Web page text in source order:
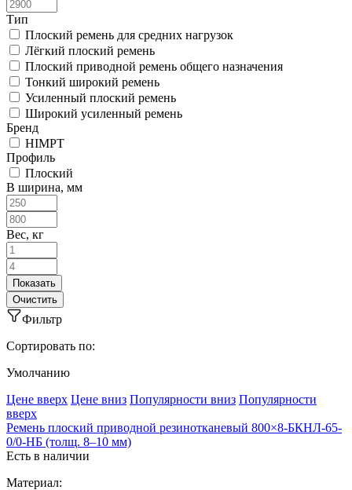
Тип
Плоский ремень для средних нагрузок
Лёгкий плоский ремень
Плоский приводной ремень общего назначения
Тонкий широкий ремень
Усиленный плоский ремень
Широкий усиленный ремень
Бренд
HIMPT
Профиль
Плоский
B ширина, мм
Вес, кг
Фильтр
Сортировать по:
Умолчанию
Ценe вверх Ценe вниз Популярности вниз Популярности
вверх
Ремень плоский приводной резинотканевый 800×8-БКНЛ-65-
0/0-НБ (толщ. 8–10 мм)
Есть в наличии
Материал: